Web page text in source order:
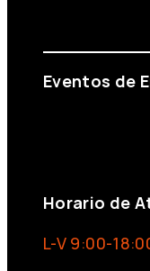
Eventos de
Horario de
L-V 9:00-